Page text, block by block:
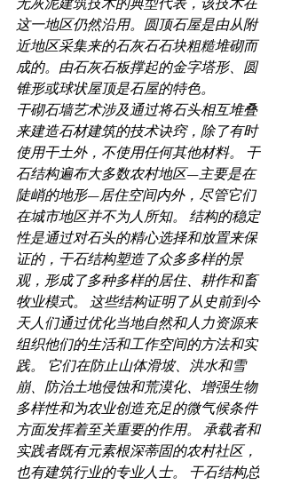
这一地区仍然沿用。圆顶石屋是由从附
近地区采集来的石灰石石块粗糙堆砌而
成的。由石灰石板撑起的金字塔形、圆
锥形或球状屋顶是石屋的特色。
干砌石墙艺术涉及通过将石头相互堆叠
来建造石材建筑的技术诀窍，除了有时
使用干土外，不使用任何其他材料。 干
石结构遍布大多数农村地区—主要是在
陡峭的地形—居住空间内外，尽管它们
在城市地区并不为人所知。 结构的稳定
性是通过对石头的精心选择和放置来保
证的，干石结构塑造了众多多样的景
观，形成了多种多样的居住、耕作和畜
牧业模式。 这些结构证明了从史前到今
天人们通过优化当地自然和人力资源来
组织他们的生活和工作空间的方法和实
践。 它们在防止山体滑坡、洪水和雪
崩、防治土地侵蚀和荒漠化、增强生物
多样性和为农业创造充足的微气候条件
方面发挥着至关重要的作用。 承载者和
实践者既有元素根深蒂固的农村社区，
也有建筑行业的专业人士。 干石结构总